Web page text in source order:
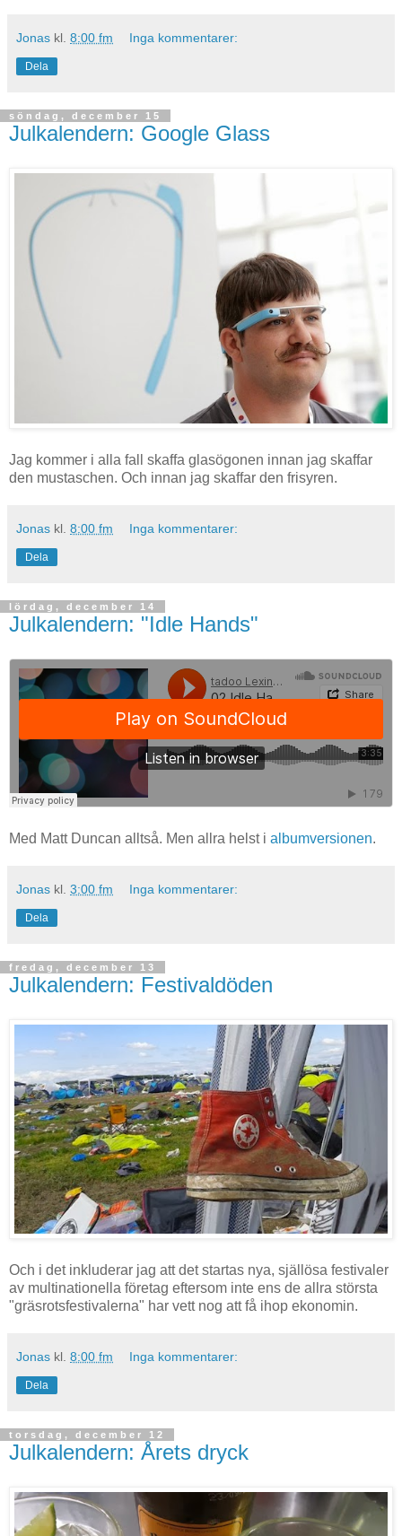
Jonas kl. 8:00 fm Inga kommentarer:
Dela
söndag, december 15
Julkalendern: Google Glass
Jag kommer i alla fall skaffa glasögonen innan jag skaffar
den mustaschen. Och innan jag skaffar den frisyren.
Jonas kl. 8:00 fm Inga kommentarer:
Dela
lördag, december 14
Julkalendern: "Idle Hands"
Med Matt Duncan alltså. Men allra helst i albumversionen.
Jonas kl. 3:00 fm Inga kommentarer:
Dela
fredag, december 13
Julkalendern: Festivaldöden
Och i det inkluderar jag att det startas nya, själlösa festivaler
av multinationella företag eftersom inte ens de allra största
"gräsrotsfestivalerna" har vett nog att få ihop ekonomin.
Jonas kl. 8:00 fm Inga kommentarer:
Dela
torsdag, december 12
Julkalendern: Årets dryck